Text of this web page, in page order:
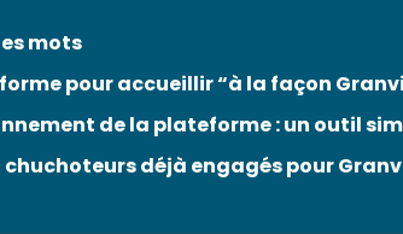
mots
pour accueillir “à la façon
de la plateforme : un outil
chuchoteurs déjà engagés pour